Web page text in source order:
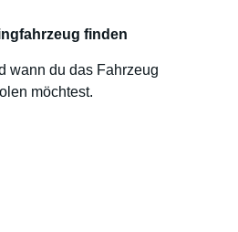
finden
wann du das Fahrzeug
möchtest.